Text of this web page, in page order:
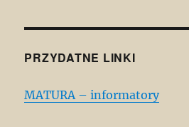
PRZYDATNE LINKI
MATURA – informatory